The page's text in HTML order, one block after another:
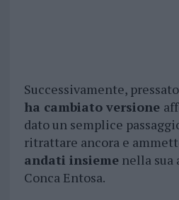
Successivamente,
ha cambiato versione
dato un semplice
ritrattare ancora e
andati insiemenella sua
Conca Entosa.